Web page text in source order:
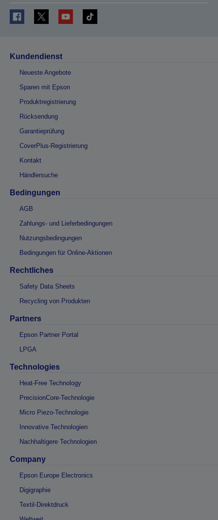
Kundendienst
Neueste Angebote
Sparen mit Epson
Produktregistrierung
Rücksendung
Garantieprüfung
CoverPlus-Registrierung
Kontakt
Händlersuche
Bedingungen
AGB
Zahlungs- und Lieferbedingungen
Nutzungsbedingungen
Bedingungen für Online-Aktionen
Rechtliches
Safety Data Sheets
Recycling von Produkten
Partners
Epson Partner Portal
LPGA
Technologies
Heat-Free Technology
PrecisionCore-Technologie
Micro Piezo-Technologie
Innovative Technologien
Nachhaltigere Technologien
Company
Epson Europe Electronics
Digigraphie
Textil-Direktdruck